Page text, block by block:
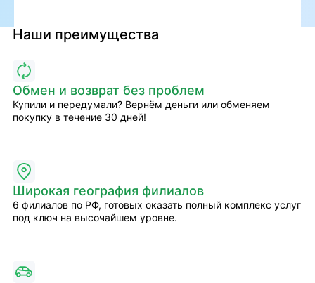
Наши преимущества
Обмен и возврат без проблем
Купили и передумали? Вернём деньги или обменяем
покупку в течение 30 дней!
Широкая география филиалов
6 филиалов по РФ, готовых оказать полный комплекс услуг
под ключ на высочайшем уровне.